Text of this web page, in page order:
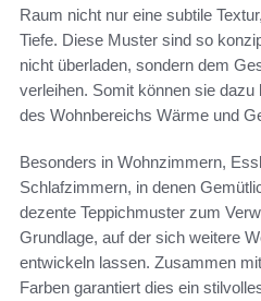
Raum nicht nur eine subtile
Tiefe. Diese Muster sind so
nicht überladen, sondern dem
verleihen. Somit können sie
des Wohnbereichs Wärme und
Besonders in Wohnzimmern,
Schlafzimmern, in denen
dezente Teppichmuster zum
Grundlage, auf der sich weitere
entwickeln lassen. Zusammen
Farben garantiert dies ein